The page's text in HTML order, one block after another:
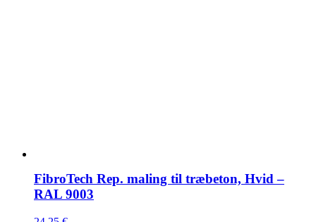
FibroTech Rep. maling til træbeton, Hvid –
RAL 9003